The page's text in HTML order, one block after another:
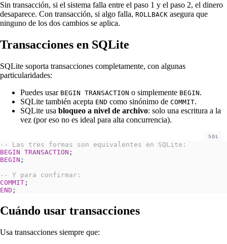
Sin transacción, si el sistema falla entre el paso 1 y el paso 2, el dinero
desaparece. Con transacción, si algo falla, ROLLBACK asegura que
ninguno de los dos cambios se aplica.
Transacciones en SQLite
SQLite soporta transacciones completamente, con algunas
particularidades:
Puedes usar BEGIN TRANSACTION o simplemente BEGIN.
SQLite también acepta END como sinónimo de COMMIT.
SQLite usa bloqueo a nivel de archivo: solo una escritura a la
vez (por eso no es ideal para alta concurrencia).
-- Las tres formas son equivalentes en SQLite:
BEGIN TRANSACTION ;
BEGIN ;
-- Y para confirmar:
COMMIT ;
END ;
SQL
Cuándo usar transacciones
Usa transacciones siempre que: